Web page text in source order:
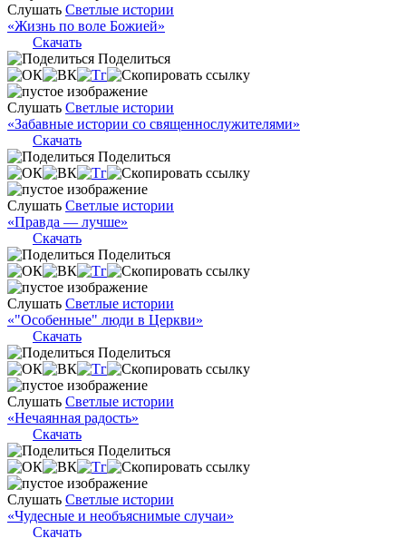
Слушать Светлые истории
«Жизнь по воле Божией»
Скачать
Поделиться
Слушать Светлые истории
«Забавные истории со священнослужителями»
Скачать
Поделиться
Слушать Светлые истории
«Правда — лучше»
Скачать
Поделиться
Слушать Светлые истории
«"Особенные" люди в Церкви»
Скачать
Поделиться
Слушать Светлые истории
«Нечаянная радость»
Скачать
Поделиться
Слушать Светлые истории
«Чудесные и необъяснимые случаи»
Скачать